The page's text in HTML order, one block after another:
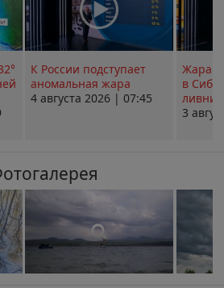
К России подступает
аномальная жара
4 августа 2026 | 07:45
Жара в
в
ливни
3